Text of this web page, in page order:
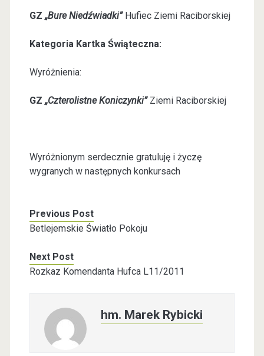
GZ „Bure Niedźwiadki”Hufiec Ziemi Raciborskiej
Kategoria Kartka Świąteczna:
Wyróżnienia:
GZ „Czterolistne Koniczynki”Ziemi Raciborskiej
Wyróżnionym serdecznie gratuluję i życzę
wygranych w następnych konkursach
Previous Post
Betlejemskie Światło Pokoju
Next Post
Rozkaz Komendanta Hufca L11/2011
hm. Marek Rybicki